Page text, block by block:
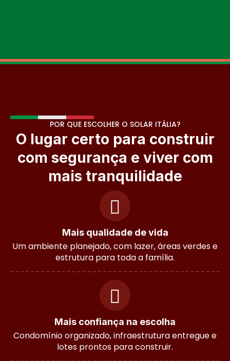
POR QUE ESCOLHER O SOLAR ITÁLIA?
O lugar certo para construir
com segurança e viver com
mais tranquilidade
Mais qualidade de vida
Um ambiente planejado, com lazer, áreas verdes e
estrutura para toda a família.
Mais confiança na escolha
Condomínio organizado, infraestrutura entregue e
lotes prontos para construir.